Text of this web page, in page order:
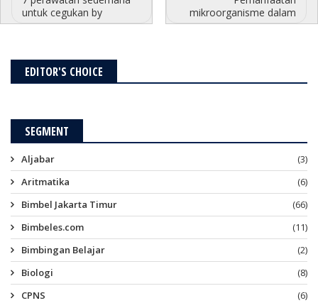
untuk cegukan by
mikroorganisme dalam
EDITOR'S CHOICE
SEGMENT
Aljabar
(3)
Aritmatika
(6)
Bimbel Jakarta Timur
(66)
Bimbeles.com
(11)
Bimbingan Belajar
(2)
Biologi
(8)
CPNS
(6)